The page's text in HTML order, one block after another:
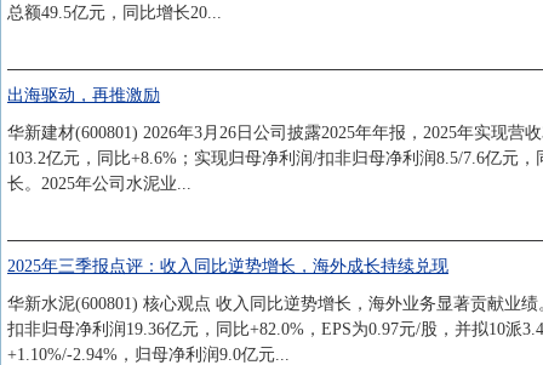
总额49.5亿元，同比增长20...
出海驱动，再推激励
华新建材(600801) 2026年3月26日公司披露2025年年报，2025年实现
103.2亿元，同比+8.6%；实现归母净利润/扣非归母净利润8.5/7.6亿元
长。2025年公司水泥业...
2025年三季报点评：收入同比逆势增长，海外成长持续兑现
华新水泥(600801) 核心观点 收入同比逆势增长，海外业务显著贡献业
扣非归母净利润19.36亿元，同比+82.0%，EPS为0.97元/股，并拟10派
+1.10%/-2.94%，归母净利润9.0亿元...